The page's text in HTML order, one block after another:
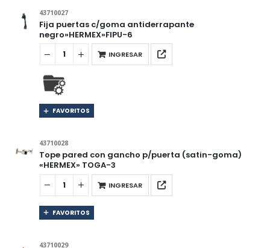
43710027
Fija puertas c/goma antiderrapante
negro»HERMEX»FIPU-6
INGRESAR
FAVORITOS
43710028
Tope pared con gancho p/puerta (satin-goma)
«HERMEX» TOGA-3
INGRESAR
FAVORITOS
43710029